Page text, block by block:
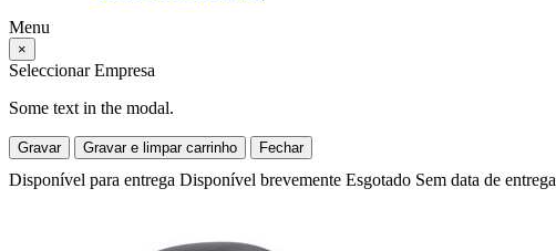
Menu
×
Seleccionar Empresa
Some text in the modal.
Gravar Gravar e limpar carrinho Fechar
Disponível para entrega Disponível brevemente Esgotado Sem data de entrega